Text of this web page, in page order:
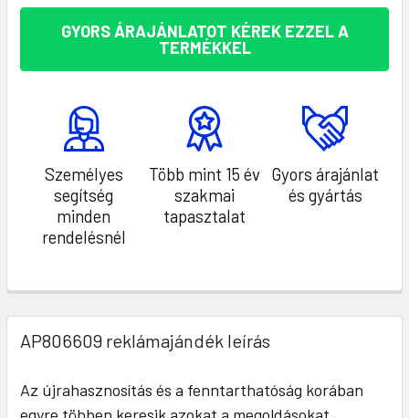
GYORS ÁRAJÁNLATOT KÉREK EZZEL A
TERMÉKKEL
Személyes
segítség
minden
rendelésnél
Több mint 15 év
szakmai
tapasztalat
Gyors árajánlat
és gyártás
AP806609 reklámajándék leírás
Az újrahasznosítás és a fenntarthatóság korában